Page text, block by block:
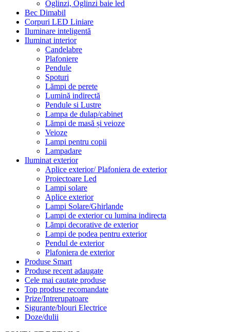
Oglinzi, Oglinzi baie led
Bec Dimabil
Corpuri LED Liniare
Iluminare inteligentă
Iluminat interior
Candelabre
Plafoniere
Pendule
Spoturi
Lămpi de perete
Lumină indirectă
Pendule si Lustre
Lampa de dulap/cabinet
Lămpi de masă și veioze
Veioze
Lampi pentru copii
Lampadare
Iluminat exterior
Aplice exterior/ Plafoniera de exterior
Proiectoare Led
Lampi solare
Aplice exterior
Lampi Solare/Ghirlande
Lampi de exterior cu lumina indirecta
Lămpi decorative de exterior
Lampi de podea pentru exterior
Pendul de exterior
Plafoniera de exterior
Produse Smart
Produse recent adaugate
Cele mai cautate produse
Top produse recomandate
Prize/Intrerupatoare
Sigurante/blouri Electrice
Doze/dulii